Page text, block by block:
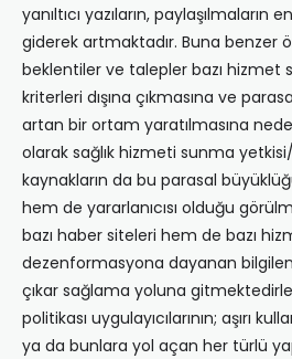
yanıltıcı yazıların,
giderek artmaktadır. Buna benzer
beklentiler ve talepler bazı hizmet
kriterleri dışına çıkmasına ve
artan bir ortam yaratılmasına
olarak sağlık hizmeti sunma
kaynakların da bu parasal
hem de yararlanıcısı olduğu
bazı haber siteleri hem de bazı
dezenformasyona dayanan
çıkar sağlama yoluna
politikası uygulayıcılarının; aşırı
ya da bunlara yol açan her türlü